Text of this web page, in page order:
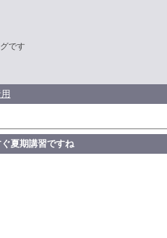
です
夏期講習ですね